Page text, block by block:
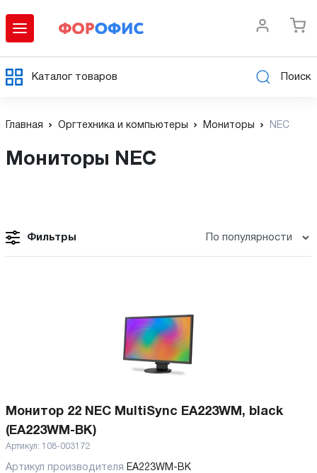
Каталог товаров Поиск
Главная Оргтехника и компьютеры Мониторы NEC
Мониторы NEC
Фильтры
Монитор 22 NEC MultiSync EA223WM, black
(EA223WM-BK)
Артикул: 108-003172
Артикул производителя EA223WM-BK